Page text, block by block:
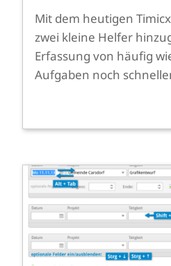
Mit dem heutigen
zwei kleine Helfer
Erfassung von häufig
Aufgaben noch